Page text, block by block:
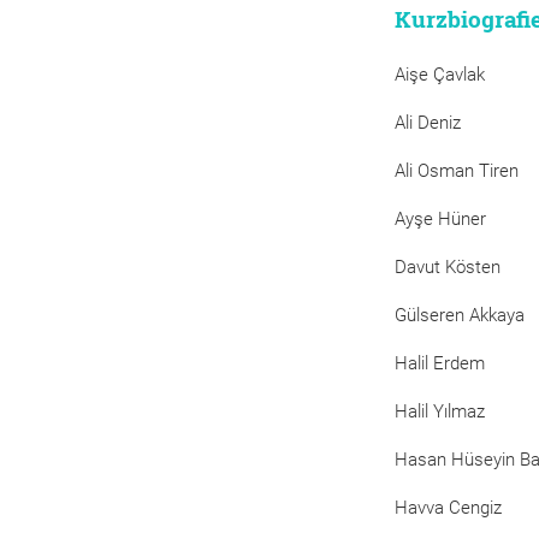
Aişe Çavlak
Ali Deniz
Ali Osman Tiren
Ayşe Hüner
Davut Kösten
Gülseren Akkaya
Halil Erdem
Halil Yılmaz
Hasan Hüseyin
Havva Cengiz